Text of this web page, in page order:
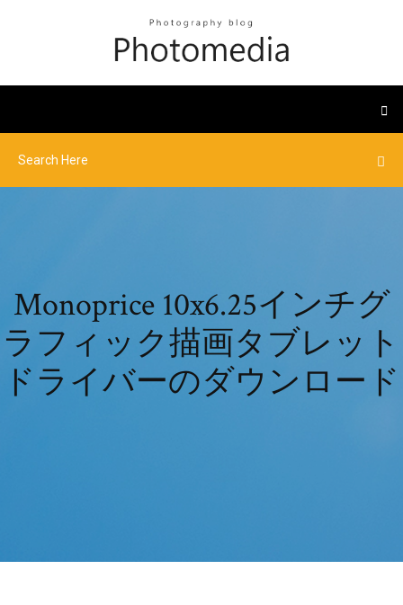
Monoprice 10x6.25インチグ
ラフィック描画タブレット
ドライバーのダウンロード